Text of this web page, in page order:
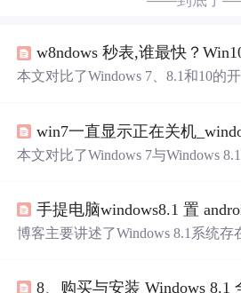
本文对比了Windows 7、8.1和10的
方法包括管理启动项和调整
硬件升级如使用SSD也能显著提升
本文对比了Windows 7与Windows
用户挑战较大。选择取决于个人喜
博客主要讲述了Windows 8.1系统存
出的驱动程序问题，并给出运行故
8、购买与安装 Windows 8.1